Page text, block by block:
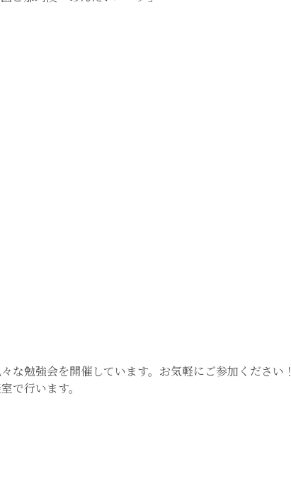
勉強会を開催しています。お気軽にご参加ください！
で行います。